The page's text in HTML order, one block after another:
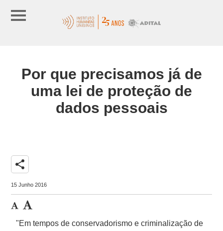
Por que precisamos já de
uma lei de proteção de
dados pessoais
share
15 Junho 2016
"Em tempos de conservadorismo e criminalização de